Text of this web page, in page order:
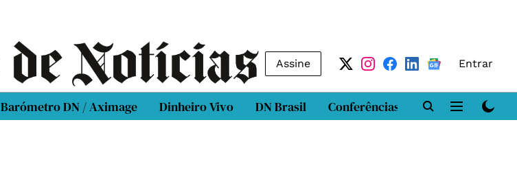
Assine Entrar
Barómetro DN / Aximage Dinheiro Vivo DN Brasil Conferências DN LAB